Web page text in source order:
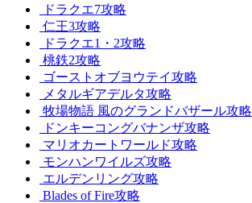
ドラクエ7攻略
仁王3攻略
ドラクエ1・2攻略
桃鉄2攻略
ゴーストオブヨウテイ攻略
メタルギアデルタ攻略
牧場物語 風のグランドバザール攻略
ドンキーコングバナンザ攻略
マリオカートワールド攻略
モンハンワイルズ攻略
エルデンリング攻略
Blades of Fire攻略